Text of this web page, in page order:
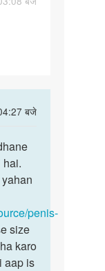
बजे
hai.
penis-
size
karo
aap is